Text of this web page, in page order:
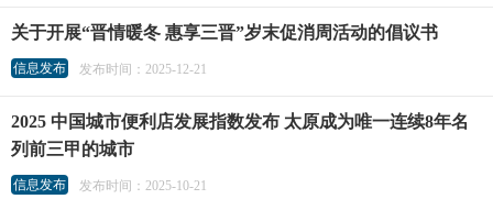
关于开展“晋情暖冬 惠享三晋”岁末促消周活动的倡议书
信息发布 发布时间：2025-12-21
2025 中国城市便利店发展指数发布 太原成为唯一连续8年名
列前三甲的城市
信息发布 发布时间：2025-10-21